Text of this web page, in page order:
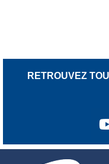
RETROUVEZ